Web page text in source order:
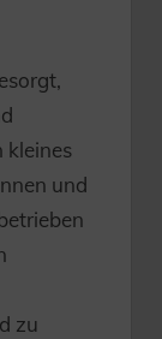
kleines
und
zu